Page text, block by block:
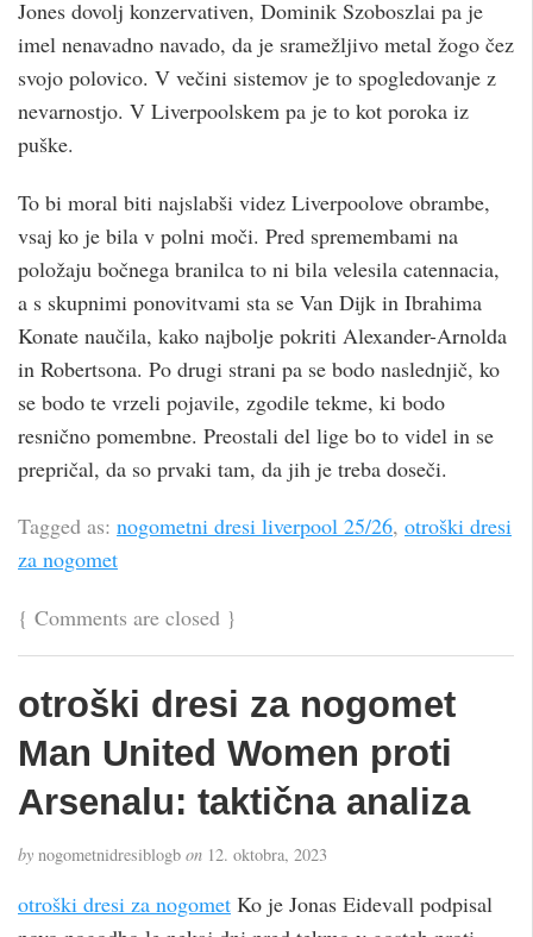
Jones dovolj konzervativen, Dominik Szoboszlai pa je
imel nenavadno navado, da je sramežljivo metal žogo čez
svojo polovico. V večini sistemov je to spogledovanje z
nevarnostjo. V Liverpoolskem pa je to kot poroka iz
puške.
To bi moral biti najslabši videz Liverpoolove obrambe,
vsaj ko je bila v polni moči. Pred spremembami na
položaju bočnega branilca to ni bila velesila catennacia,
a s skupnimi ponovitvami sta se Van Dijk in Ibrahima
Konate naučila, kako najbolje pokriti Alexander-Arnolda
in Robertsona. Po drugi strani pa se bodo naslednjič, ko
se bodo te vrzeli pojavile, zgodile tekme, ki bodo
resnično pomembne. Preostali del lige bo to videl in se
prepričal, da so prvaki tam, da jih je treba doseči.
Tagged as: nogometni dresi liverpool 25/26, otroški dresi
za nogomet
{ Comments are closed }
otroški dresi za nogomet
Man United Women proti
Arsenalu: taktična analiza
by nogometnidresiblogb on 12. oktobra, 2023
otroški dresi za nogomet Ko je Jonas Eidevall podpisal